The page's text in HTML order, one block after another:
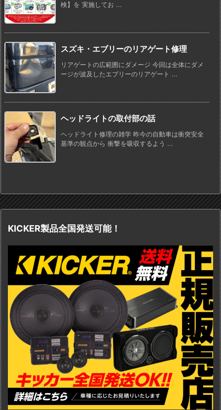
検】を 実施してお ...
スズキ・エブリーのリアゲート修理
リアゲートの広範囲にダメージ 今回は全体にダメ
ージが波及したエブリーのリアゲート ...
ヘッドライトの取付部の話
ヘッドライト修理の雑学 昨今の自動車は衝突安全
基準の観点から 衝撃を吸収するよう ...
KICKER製品全国発送可能！